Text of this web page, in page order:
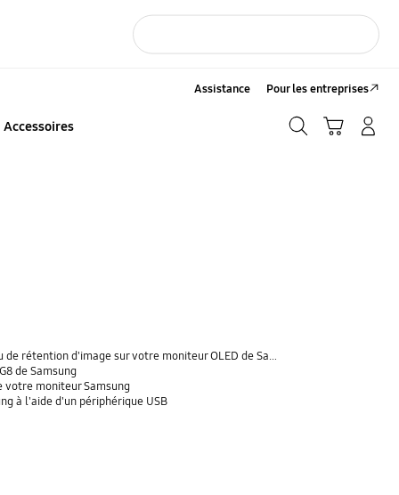
Accessoires
Assistance Pour les entreprises
d'image sur votre moniteur OLED de Samsung
de Samsung
votre moniteur Samsung
à l'aide d'un périphérique USB